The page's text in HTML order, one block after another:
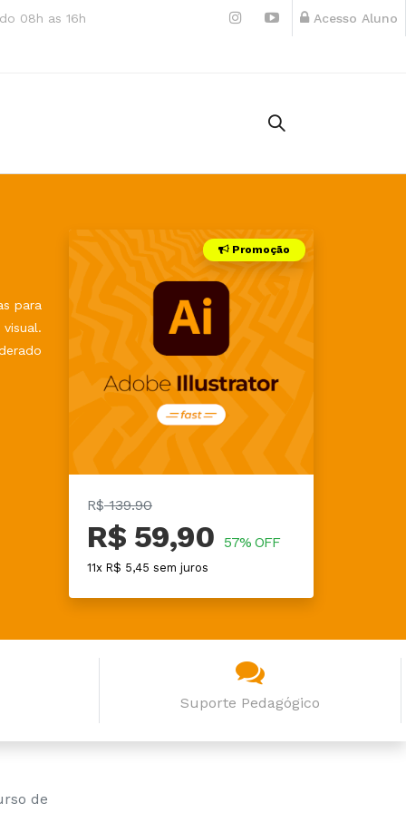
08h as 16h Acesso Aluno
para
Promoção
R$139.90
R$ 59,90 57% OFF
11x R$ 5,45 sem juros
Suporte Pedagógico
de